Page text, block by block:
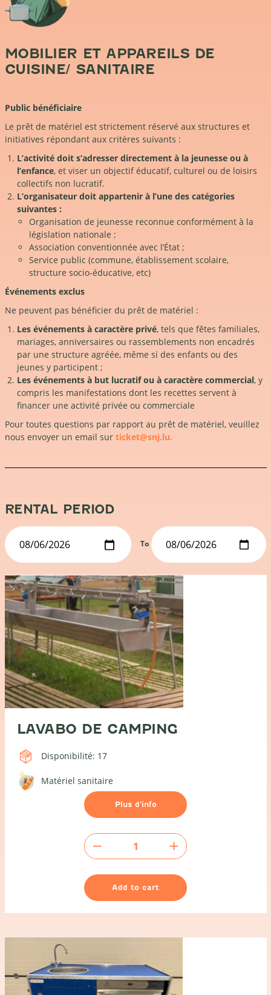
MOBILIER ET APPAREILS DE
CUISINE/ SANITAIRE
Public bénéficiaire
Le prêt de matériel est strictement réservé aux structures et
initiatives répondant aux critères suivants :
L’activité doit s’adresser directement à la jeunesse ou à
l’enfance, et viser un objectif éducatif, culturel ou de loisirs
collectifs non lucratif.
L’organisateur doit appartenir à l’une des catégories
suivantes :
Organisation de jeunesse reconnue conformément à la
législation nationale ;
Association conventionnée avec l’État ;
Service public (commune, établissement scolaire,
structure socio-éducative, etc)
Événements exclus
Ne peuvent pas bénéficier du prêt de matériel :
Les événements à caractère privé, tels que fêtes familiales,
mariages, anniversaires ou rassemblements non encadrés
par une structure agréée, même si des enfants ou des
jeunes y participent ;
Les événements à but lucratif ou à caractère commercial, y
compris les manifestations dont les recettes servent à
financer une activité privée ou commerciale
Pour toutes questions par rapport au prêt de matériel, veuillez
nous envoyer un email sur ticket@snj.lu.
RENTAL PERIOD
To
LAVABO DE CAMPING
Disponibilité: 17
Matériel sanitaire
Plus d’info
de
quantity
Add to cart